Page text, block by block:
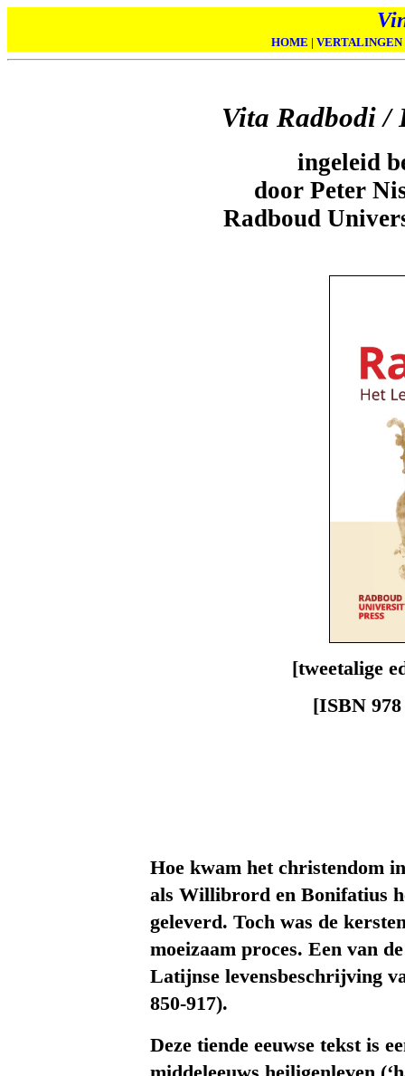
HOME | VERTALINGEN
Vita Radbodi /
ingeleid
door Peter
Radboud
[tweetalige
[ISBN 978
Hoe kwam het christendom
als Willibrord en Bonifatius
geleverd. Toch was de
moeizaam proces. Een van
Latijnse levensbeschrijving
850-917).
Deze tiende eeuwse tekst is